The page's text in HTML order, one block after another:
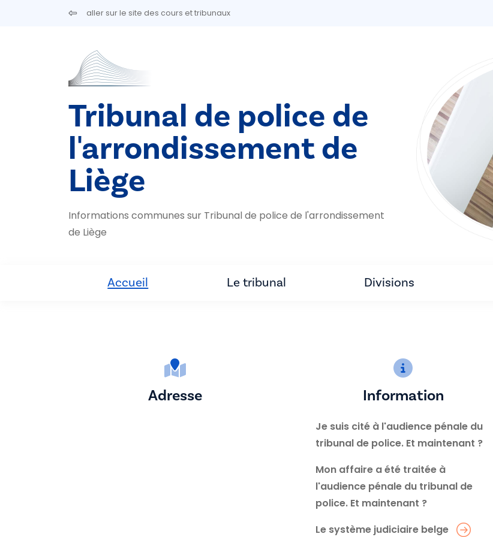
Aller au contenu principalaller sur le site des cours et tribunaux
Tribunal de police de
l'arrondissement de
Liège
Informations communes sur Tribunal de police de l'arrondissement
de Liège
Accueil Le tribunal Divisions
Adresse Information
Je suis cité à l'audience pénale du
tribunal de police. Et maintenant ?
Mon affaire a été traitée à
l'audience pénale du tribunal de
police. Et maintenant ?
Le système judiciaire belge